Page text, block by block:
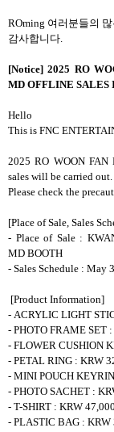
ROming 여러분들의
감사합니다.
[Notice]2025 RO
MD OFFLINE SALES
Hello
This is FNC
2025 RO WOON FAN
sales will be carried out.
Please check the
[Place of Sale, Sales
- Place of Sale :
MD BOOTH
- Sales Schedule : May
[Product Information]
- ACRYLIC LIGHT
- PHOTO FRAME SET
- FLOWER CUSHION
- PETAL RING : KRW
- MINI POUCH
- PHOTO SACHET :
- T-SHIRT : KRW 47,000
- PLASTIC BAG : KRW